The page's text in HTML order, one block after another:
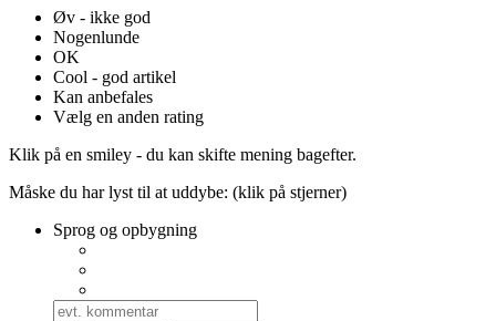
Øv - ikke god
Nogenlunde
OK
Cool - god artikel
Kan anbefales
Vælg en anden rating
Klik på en smiley - du kan skifte mening bagefter.
Måske du har lyst til at uddybe: (klik på stjerner)
Sprog og opbygning